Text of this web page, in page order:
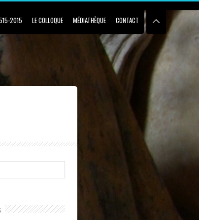
2015 LE COLLOQUE MÉDIATHÈQUE CONTACT